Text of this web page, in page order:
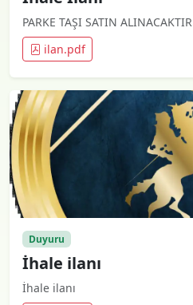
PARKE TAŞI SATIN ALINACAKTIR
ilan.pdf
Duyuru
İhale ilanı
İhale ilanı